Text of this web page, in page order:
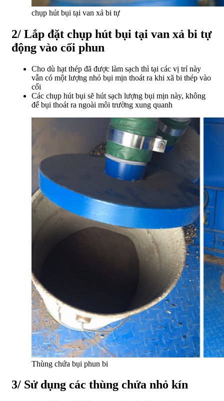
chụp hút bụi tại van xả bi tự
2/ Lắp đặt chụp hút bụi tại van xả bi tự
động vào cối phun
Cho dù hạt thép đã được làm sạch thì tại các vị trí này
vẫn có một lượng nhỏ bụi mịn thoát ra khi xã bi thép vào
cối
Các chụp hút bụi sẽ hút sạch lượng bụi mịn này, không
để bụi thoát ra ngoài môi trường xung quanh
Thùng chứa bụi phun bi
3/ Sử dụng các thùng chứa nhỏ kín